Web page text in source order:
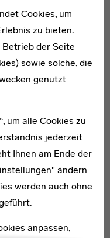
Cookies, um
zu bieten.
Betrieb der Seite
sowie solche, die
genutzt
um alle Cookies zu
jederzeit
Ihnen am Ende der
ändern
werden auch ohne
anpassen,
zu formen.